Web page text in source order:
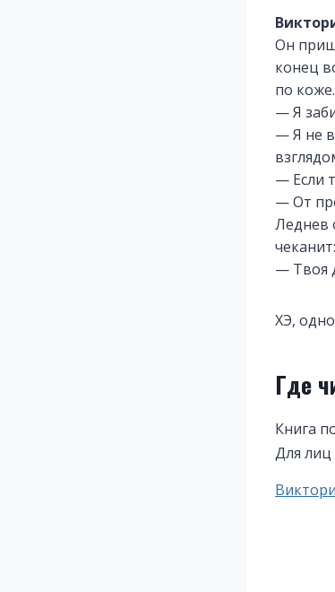
Он
конец
по коже.
— Я
— Я не
— Если
— От
Леднев
чеканит:
— Твоя
ХЭ,
Где
Книга
Для лиц
Метки